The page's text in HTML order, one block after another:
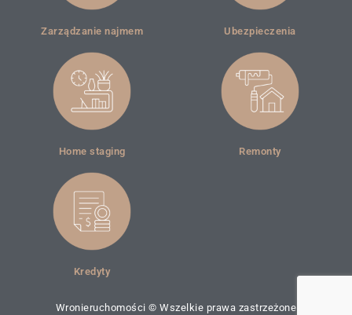
Zarządzanie najmem Ubezpieczenia
Home staging Remonty
Kredyty
Wronieruchomości © Wszelkie prawa zastrzeżone